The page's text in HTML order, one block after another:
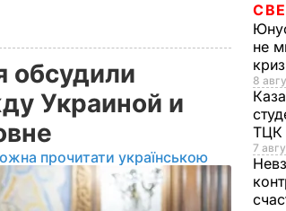
обсудили
Украиной и
прочитати українською
не
8
ТЦК
7